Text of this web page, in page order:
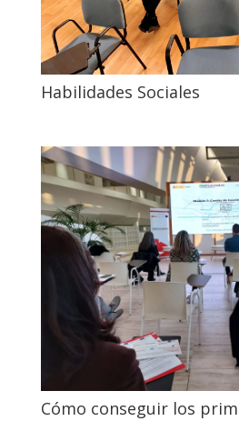
Habilidades Sociales
Cómo conseguir los